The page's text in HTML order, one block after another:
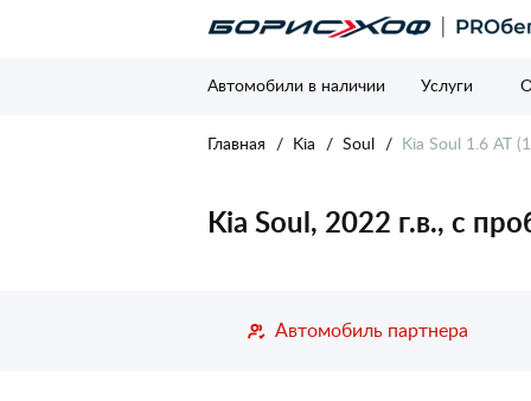
Автомобили в наличии Услуги
Главная Kia Soul Kia Soul 1.6 AT
Kia Soul, 2022 г.в., с
Автомобиль партнера